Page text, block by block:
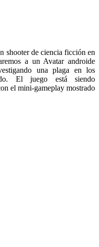
shooter de ciencia ficción en
a un Avatar androide
una plaga en los
El juego está siendo
el mini-gameplay mostrado